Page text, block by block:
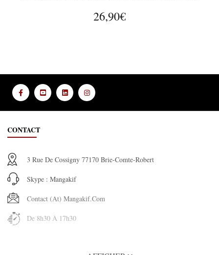
26,90€
CONTACT
3 Rue De Cossigny 77170 Brie-Comte-Robert
Skype : Mangakif
Contact (at) Mangakif.com
De 8h30 À 17h30